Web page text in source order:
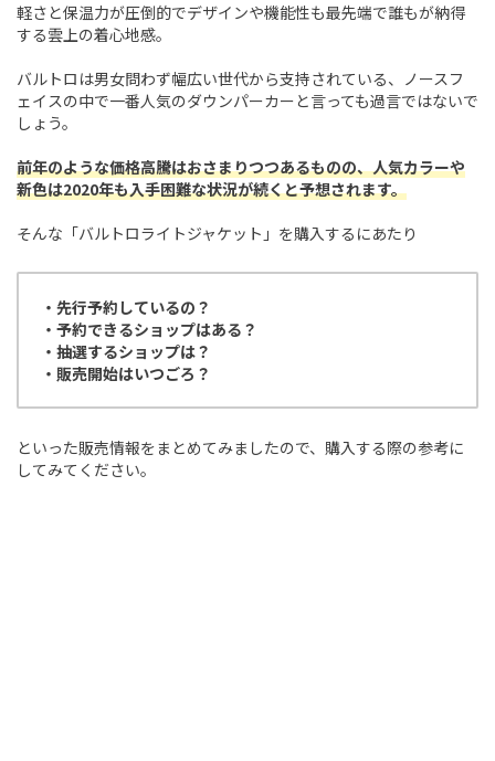
軽さと保温力が圧倒的でデザインや機能性も最先端で誰もが納得
する雲上の着心地感。
バルトロは男女問わず幅広い世代から支持されている、ノースフ
ェイスの中で一番人気のダウンパーカーと言っても過言ではないで
しょう。
前年のような価格高騰はおさまりつつあるものの、人気カラーや
新色は2020年も入手困難な状況が続くと予想されます。
そんな「バルトロライトジャケット」を購入するにあたり
・先行予約しているの？
・予約できるショップはある？
・抽選するショップは？
・販売開始はいつごろ？
といった販売情報をまとめてみましたので、購入する際の参考に
してみてください。